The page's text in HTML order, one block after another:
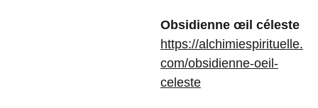
Obsidienne œil céleste
https://alchimiespirituelle.
com/obsidienne-oeil-
celeste